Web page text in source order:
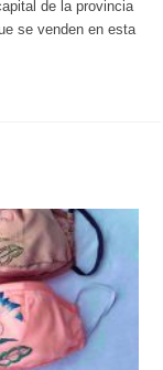
de la provincia
se venden en esta